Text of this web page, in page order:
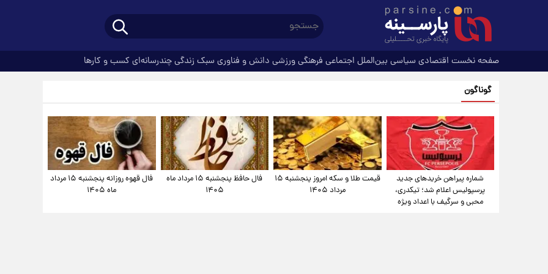
صفحه نخست اقتصادی سیاسی بین‌الملل اجتماعی فرهنگیورزشی دانش و فناوری سبک زندگیچندرسانه‌ای کسب و کارها
گوناگون
شماره پیراهن خریدهای جدید
پرسپولیس اعلام شد؛ تیکدری،
محبی و سرگیف با اعداد ویژه
قیمت طلا و سکه امروز پنجشنبه ۱۵
مرداد ۱۴۰۵
فال حافظ پنجشنبه ۱۵ مرداد ماه
۱۴۰۵
فال قهوه روزانه پنجشنبه ۱۵ مرداد
ماه ۱۴۰۵